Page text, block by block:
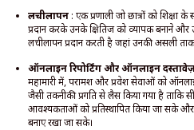
लचीलापन : एक प्रणाली जो छात्रों को शिक्षा
प्रदान करके उनके क्षितिज को व्यापक बनाने और
लचीलापन प्रदान करती है जहां उनकी असली
ऑनलाइन रिपोर्टिंग और ऑनलाइन
महामारी में, परामर्श और प्रवेश सेवाओं को
जैसी तकनीकी प्रगति से लैस किया गया है ताकि
आवश्यकताओं को प्रतिस्थापित किया जा सके और
बनाए रखा जा सके।